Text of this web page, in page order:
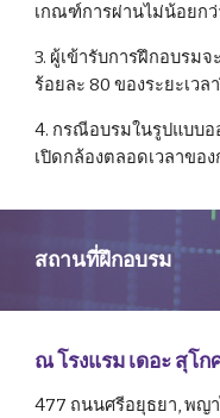
เกณฑ์การผ่านไม่น้อยกว่
3. ผู้เข้ารับการฝึกอบรม
ร้อยละ 80 ของระยะเว
4. กรณีอบรมในรูปแบบอ
เปิดกล้องตลอดเวลาขอ
สถานที่ฝึกอบรม
ณ โรงแรม เดอะ สุโ
477 ถนนศรีอยุธยา, พญา